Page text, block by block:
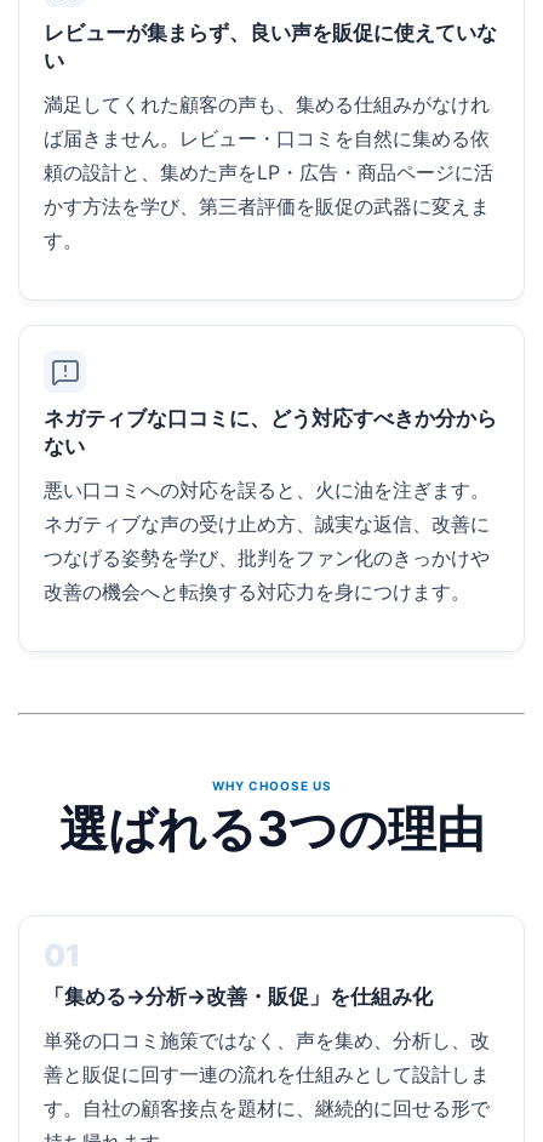
レビューが集まらず、良い声を販促に使えていな
い
満足してくれた顧客の声も、集める仕組みがなけれ
ば届きません。レビュー・口コミを自然に集める依
頼の設計と、集めた声をLP・広告・商品ページに活
かす方法を学び、第三者評価を販促の武器に変えま
す。
ネガティブな口コミに、どう対応すべきか分から
ない
悪い口コミへの対応を誤ると、火に油を注ぎます。
ネガティブな声の受け止め方、誠実な返信、改善に
つなげる姿勢を学び、批判をファン化のきっかけや
改善の機会へと転換する対応力を身につけます。
WHY CHOOSE US
選ばれる3つの理由
01
「集める→分析→改善・販促」を仕組み化
単発の口コミ施策ではなく、声を集め、分析し、改
善と販促に回す一連の流れを仕組みとして設計しま
す。自社の顧客接点を題材に、継続的に回せる形で